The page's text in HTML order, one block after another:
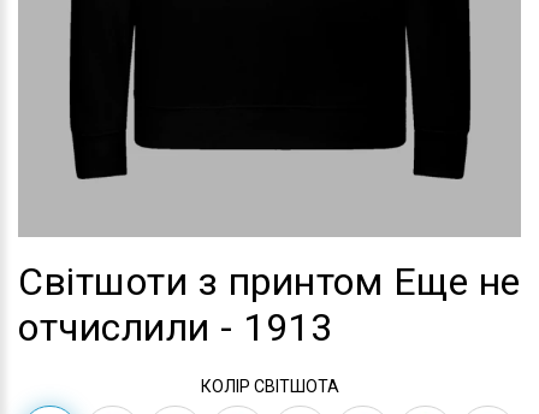
Світшоти з принтом Еще не
отчислили - 1913
КОЛІР СВІТШОТА